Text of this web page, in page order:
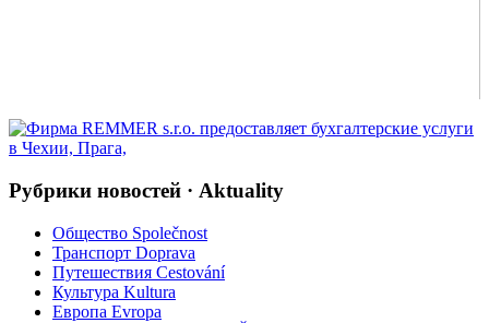
Рубрики новостей · Aktuality
Общество Společnost
Транспорт Doprava
Путешествия Cestování
Культура Kultura
Европа Evropa